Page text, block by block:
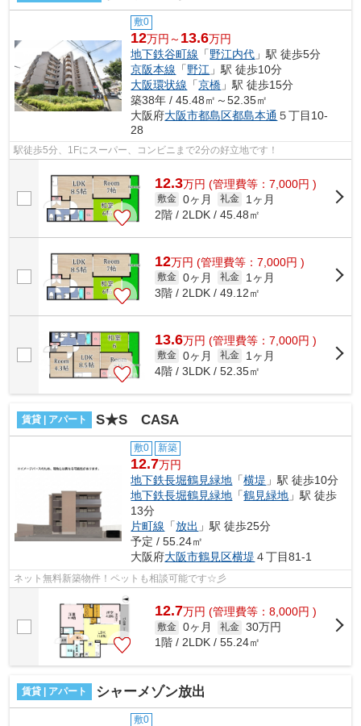
敷0
12万円～ 13.6万円
地下鉄谷町線 「野江内代 」駅 徒歩5分
京阪本線 「野江 」駅 徒歩10分
大阪環状線 「京橋 」駅 徒歩15分
築38年 / 45.48㎡～52.35㎡
大阪府大阪市都島区都島本通 ５丁目10-
28
駅徒歩5分、1Fにスーパー、コンビニまで2分の好立地です！
12.3万円 (管理費等：7,000円 )
敷金 0ヶ月 礼金
1ヶ月
2階 / 2LDK / 45.48㎡
12万円 (管理費等：7,000円 )
敷金 0ヶ月 礼金
1ヶ月
3階 / 2LDK / 49.12㎡
13.6万円 (管理費等：7,000円 )
敷金 0ヶ月 礼金
1ヶ月
4階 / 3LDK / 52.35㎡
賃貸 | アパート S★S CASA
敷0 新築
12.7万円
地下鉄長堀鶴見緑地 「横堤 」駅 徒歩10分
地下鉄長堀鶴見緑地 「鶴見緑地 」駅 徒歩
13分
片町線 「放出 」駅 徒歩25分
予定 / 55.24㎡
大阪府大阪市鶴見区横堤 ４丁目81-1
ネット無料新築物件！ペットも相談可能です☆彡
12.7万円 (管理費等：8,000円 )
敷金 0ヶ月 礼金 30万円
1階 / 2LDK / 55.24㎡
賃貸 | アパート シャーメゾン放出
敷0